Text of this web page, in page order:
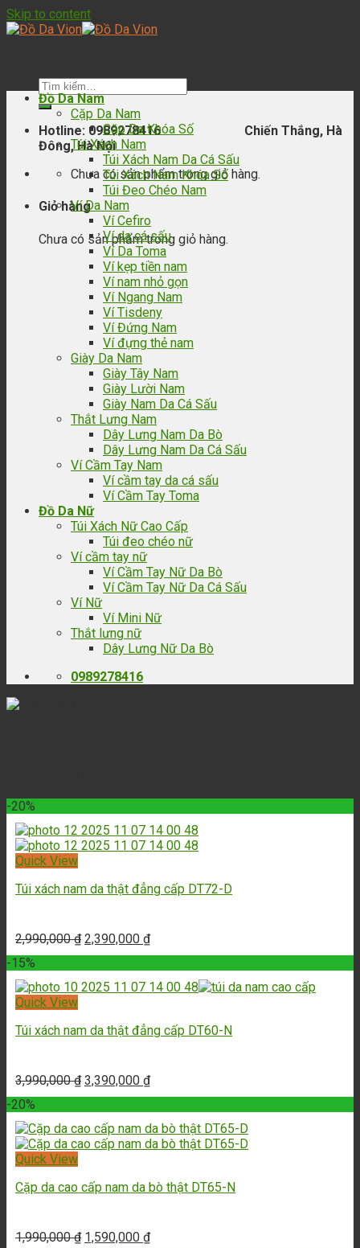
Skip to content
Hotline: 0989278416 Chiến Thắng, Hà
Đông, Hà Nội
Chưa có sản phẩm trong giỏ hàng.
Giỏ hàng
Chưa có sản phẩm trong giỏ hàng.
Đồ Da Nam
Cặp Da Nam
Cặp Da Khóa Số
Túi Xách Nam
Túi Xách Nam Da Cá Sấu
Túi Xách Nam Khóa Số
Túi Đeo Chéo Nam
Ví Da Nam
Ví Cefiro
Ví da cá sấu
Ví Da Toma
Ví kẹp tiền nam
Ví nam nhỏ gọn
Ví Ngang Nam
Ví Tisdeny
Ví Đứng Nam
Ví đựng thẻ nam
Giày Da Nam
Giày Tây Nam
Giày Lười Nam
Giày Nam Da Cá Sấu
Thắt Lưng Nam
Dây Lưng Nam Da Bò
Dây Lưng Nam Da Cá Sấu
Ví Cầm Tay Nam
Ví cầm tay da cá sấu
Ví Cầm Tay Toma
Đồ Da Nữ
Túi Xách Nữ Cao Cấp
Túi đeo chéo nữ
Ví cầm tay nữ
Ví Cầm Tay Nữ Da Bò
Ví Cầm Tay Nữ Da Cá Sấu
Ví Nữ
Ví Mini Nữ
Thắt lưng nữ
Dây Lưng Nữ Da Bò
0989278416
-20%
Quick View
Túi xách nam da thật đẳng cấp DT72-D
2,990,000₫ 2,390,000 ₫
-15%
Quick View
Túi xách nam da thật đẳng cấp DT60-N
3,990,000₫ 3,390,000 ₫
-20%
Quick View
Cặp da cao cấp nam da bò thật DT65-N
1,990,000₫ 1,590,000 ₫